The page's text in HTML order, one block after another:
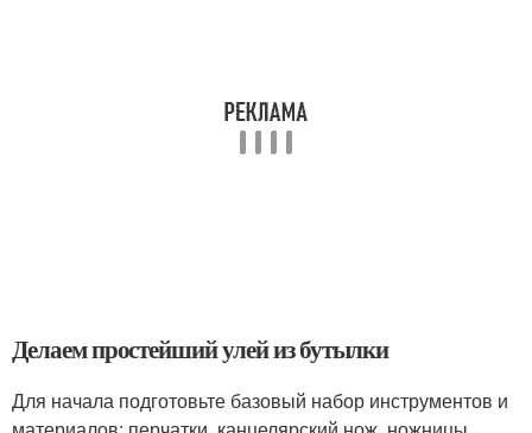
Делаем простейший улей из бутылки
Для начала подготовьте базовый набор инструментов и